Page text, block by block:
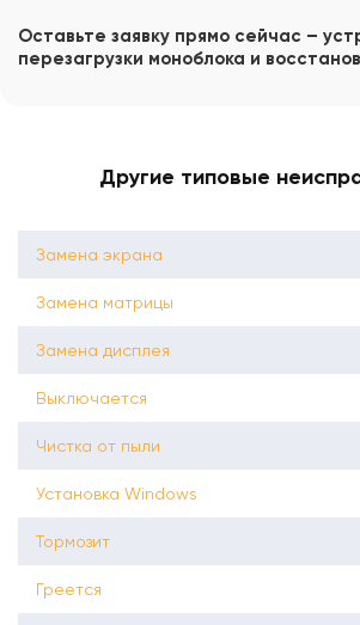
Оставьте заявку прямо сейчас –
перезагрузки моноблока и
Другие типовые
Замена экрана
Замена матрицы
Замена дисплея
Выключается
Чистка от пыли
Установка Windows
Тормозит
Греется